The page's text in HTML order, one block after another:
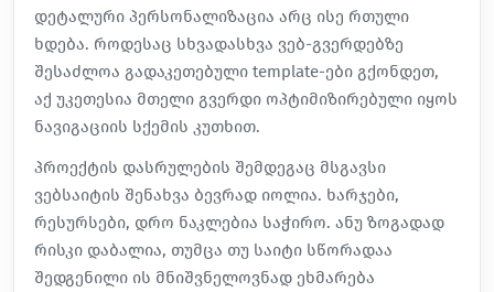
დეტალური პერსონალიზაცია არც ისე რთული
ხდება. როდესაც სხვადასხვა ვებ-გვერდებზე
შესაძლოა გადაკეთებული template-ები გქონდეთ,
აქ უკეთესია მთელი გვერდი ოპტიმიზირებული იყოს
ნავიგაციის სქემის კუთხით.
პროექტის დასრულების შემდეგაც მსგავსი
ვებსაიტის შენახვა ბევრად იოლია. ხარჯები,
რესურსები, დრო ნაკლებია საჭირო. ანუ ზოგადად
რისკი დაბალია, თუმცა თუ საიტი სწორადაა
შედგენილი ის მნიშვნელოვნად ეხმარება